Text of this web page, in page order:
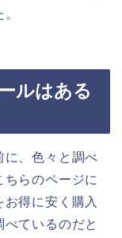
ルはある
に、色々と調べ
らのページに
得に安く購入
ているのだと